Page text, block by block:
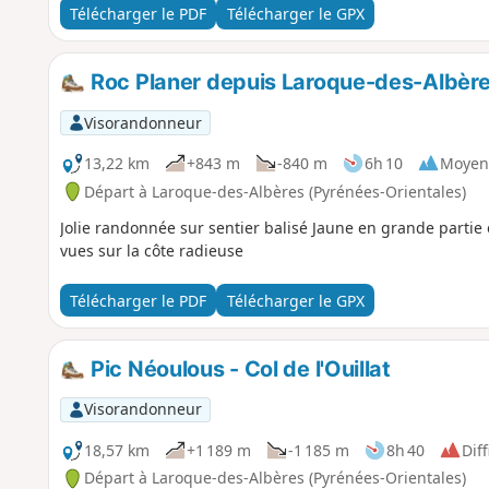
forcément entretenus.Possibilité de faire cette
Trois Vents (6), de façon à avoir un retour moins pentu
d'aller jusqu'au Coll de l'Espinàs (10), le retour peut se
Télécharger le PDF Télécharger le GPX
Roc Planer depuis Laroque-des-
Visorandonneur
13,22 km
+843 m -840 m 6h 10
Départ à Laroque-des-Albères (Pyrénées-Orientales)
Jolie randonnée sur sentier balisé Jaune en grande
vues sur la côte radieuse
Télécharger le PDF Télécharger le GPX
Pic Néoulous - Col de l'Ouillat
Visorandonneur
18,57 km
+1 189 m -1 185 m 8h 40
Départ à Laroque-des-Albères (Pyrénées-Orientales)